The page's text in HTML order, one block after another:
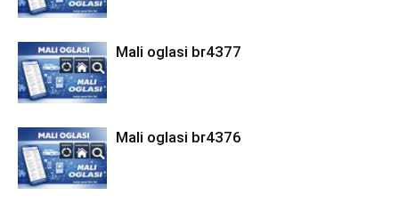
Mali oglasi br4377
Mali oglasi br4376